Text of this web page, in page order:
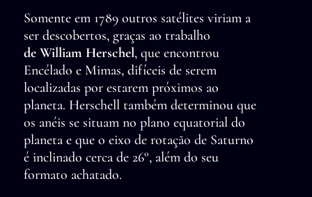
Somente em 1789 outros satélites viriam a
ser descobertos, graças ao trabalho
de William Herschel, que encontrou
Encélado e Mimas, difíceis de serem
localizadas por estarem próximos ao
planeta. Herschell também determinou que
os anéis se situam no plano equatorial do
planeta e que o eixo de rotação de Saturno
é inclinado cerca de 26°, além do seu
formato achatado.